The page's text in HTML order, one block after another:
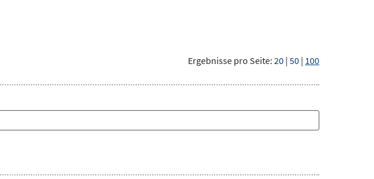
Ergebnisse pro Seite: 20 | 50 | 100